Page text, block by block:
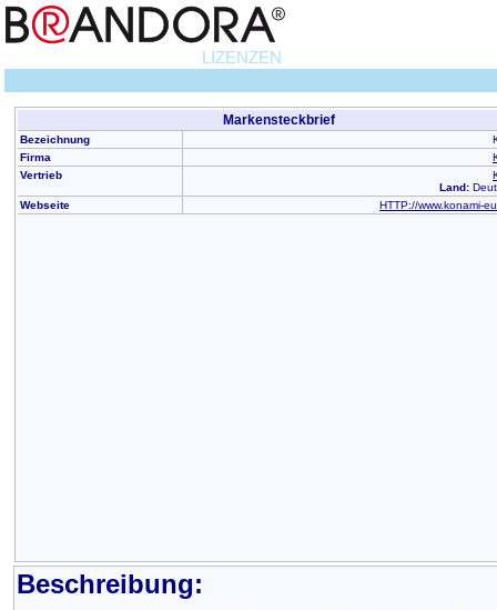
LIZENZEN
Markensteckbrief
Bezeichnung
Firma
Vertrieb
Land:
Webseite
HTTP://www.konami-
Beschreibung: